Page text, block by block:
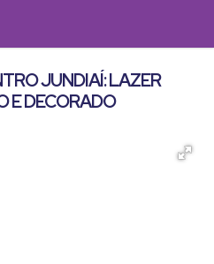
JUNDIAÍ: LAZER
E DECORADO